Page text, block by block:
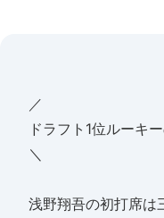
／
ドラフト1位ルーキ
＼
浅野翔吾の初打席は